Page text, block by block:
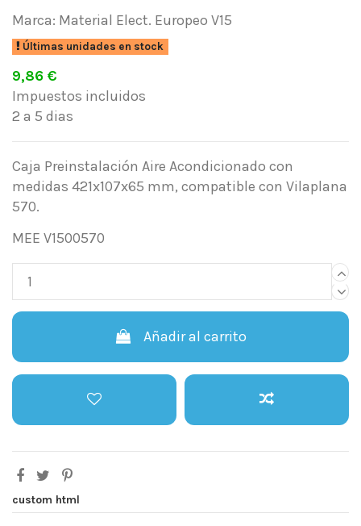
Marca: Material Elect. Europeo V15
Últimas unidades en stock
9,86 €
Impuestos incluidos
2 a 5 dias
Caja Preinstalación Aire Acondicionado con
medidas 421x107x65 mm, compatible con Vilaplana
570.
MEE V1500570
Añadir al carrito
custom html